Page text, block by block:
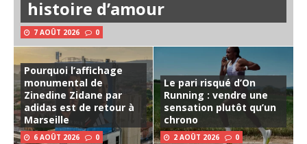
histoire d’amour
7 AOÛT 2026 0
Pourquoi l’affichage
monumental de
Zinedine Zidane par
adidas est de retour à
Marseille
6 AOÛT 2026 0
Le pari risqué d’On
Running : vendre une
sensation plutôt qu’un
chrono
2 AOÛT 2026 0